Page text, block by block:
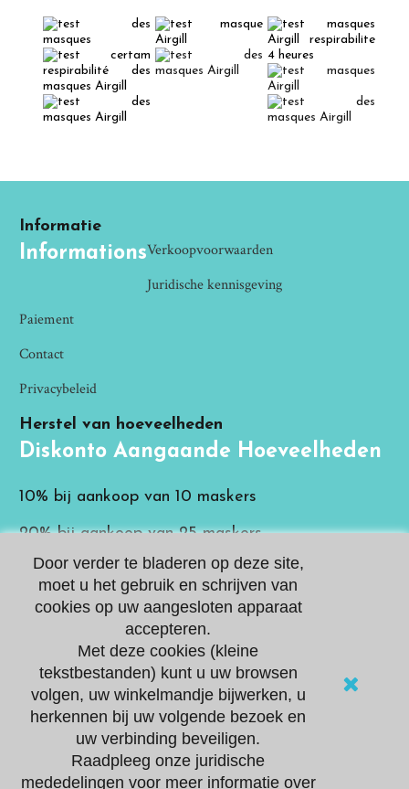
Informatie
InformationsVerkoopvoorwaarden
Juridische kennisgeving
Paiement
Contact
Privacybeleid
Herstel van hoeveelheden
Diskonto Aangaande Hoeveelheden
10% bij aankoop van 10 maskers
20% bij aankoop van 25 maskers
Voor grotere hoeveelhedenneem contact met ons
Beveiligde betalingen
Beveiligde BetalingenWe bieden twee veilige
betalingsmiddelen met
verschillende bankkaarten
aan. .
STRIPE en PAYPAL
Door verder te bladeren op deze site,
moet u het gebruik en schrijven van
cookies op uw aangesloten apparaat
accepteren.
Met deze cookies (kleine
tekstbestanden) kunt u uw browsen
volgen, uw winkelmandje bijwerken, u
herkennen bij uw volgende bezoek en
uw verbinding beveiligen.
Raadpleeg onze juridische
mededelingen voor meer informatie over
© 2020 Masques AGP. Alle rechten voorbehouden